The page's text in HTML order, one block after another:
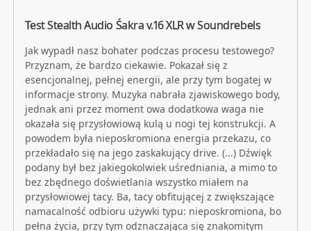
Test Stealth Audio Śakra v.16 XLR w Soundrebels
Jak wypadł nasz bohater podczas procesu testowego?
Przyznam, że bardzo ciekawie. Pokazał się z
esencjonalnej, pełnej energii, ale przy tym bogatej w
informacje strony. Muzyka nabrała zjawiskowego body,
jednak ani przez moment owa dodatkowa waga nie
okazała się przysłowiową kulą u nogi tej konstrukcji. A
powodem była nieposkromiona energia przekazu, co
przekładało się na jego zaskakujący drive. (...) Dźwięk
podany był bez jakiegokolwiek uśredniania, a mimo to
bez zbędnego doświetlania wszystko miałem na
przysłowiowej tacy. Ba, tacy obfitującej z zwiększające
namacalność odbioru używki typu: nieposkromiona, bo
pełna życia, przy tym odznaczająca się znakomitym